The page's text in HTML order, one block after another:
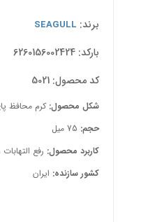
برند: SEAGULL
بارکد: 6260156002424
کد محصول: 5021
شکل محصول:کرم محافظ
حجم: 75 میل
کاربرد محصول: رفع
کشور سازنده: ایران